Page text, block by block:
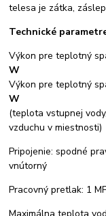
telesa je zátka,
Technické
Výkon pre teplotný
W
Výkon pre teplotný
W
(teplota vstupnej
vzduchu v miestnosti)
Pripojenie: spodné
vnútorný
Pracovný pretlak: 1
Maximálna teplota